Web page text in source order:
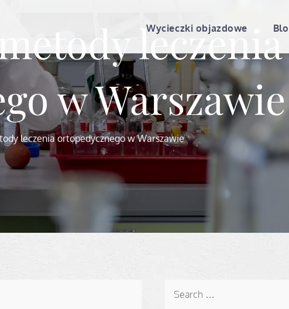
Wycieczki objazdowe
leczenia
w Warszawie
leczenia ortopedycznego w Warszawie